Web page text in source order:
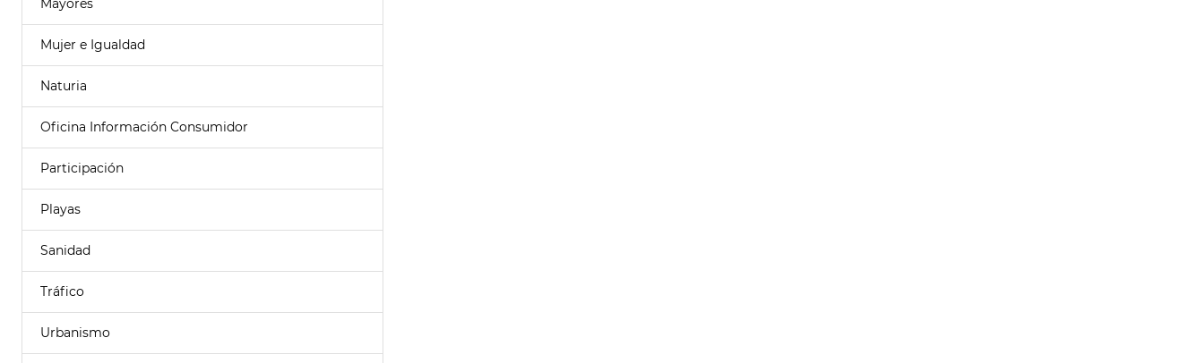
Mayores
Mujer e Igualdad
Naturia
Oficina Información Consumidor
Participación
Playas
Sanidad
Tráfico
Urbanismo